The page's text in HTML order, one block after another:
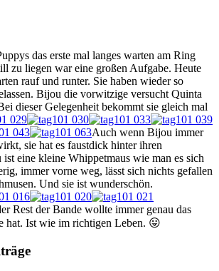
das erste mal langes warten am Ring
zu liegen war eine großen Aufgabe. Heute
rauf und runter. Sie haben wieder so
Bijou die vorwitzige versucht Quinta
dieser Gelegenheit bekommt sie gleich mal
Auch wenn Bijou immer
sie hat es faustdick hinter ihren
eine kleine Whippetmaus wie man es sich
immer vorne weg, lässt sich nichts gefallen
Und sie ist wunderschön.
Rest der Bande wollte immer genau das
hat. Ist wie im richtigen Leben. 😛